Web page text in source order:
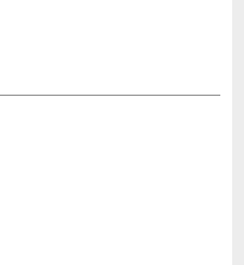
an Freunde weiter.